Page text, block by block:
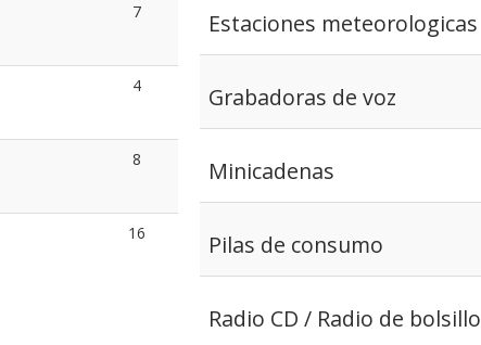
7
4
8
16
Estaciones meteorologicas
Grabadoras de voz
Minicadenas
Pilas de consumo
Radio CD / Radio de bolsillo